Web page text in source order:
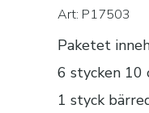
Art: P17503
Paketet
6 stycken 10
1 styck